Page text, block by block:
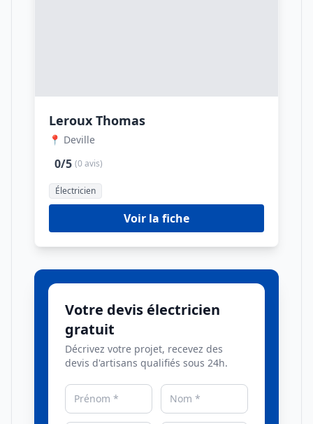
Leroux Thomas
📍 Deville
0/5 (0 avis)
Électricien
Voir la fiche
Votre devis électricien
gratuit
Décrivez votre projet, recevez des
devis d'artisans qualifiés sous 24h.